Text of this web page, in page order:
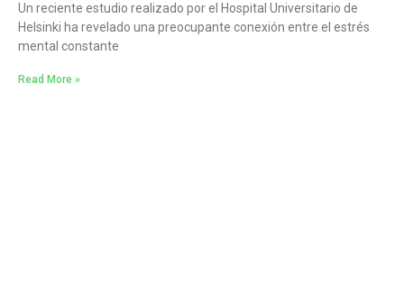
Un reciente estudio realizado por el Hospital Universitario de
Helsinki ha revelado una preocupante conexión entre el estrés
mental constante
Read More »